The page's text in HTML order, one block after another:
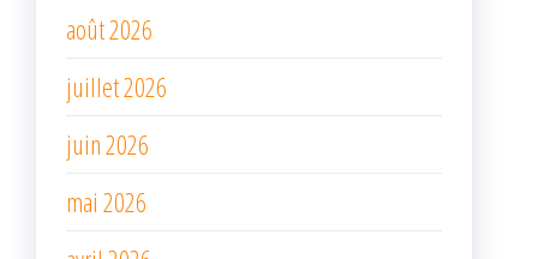
août 2026
juillet 2026
juin 2026
mai 2026